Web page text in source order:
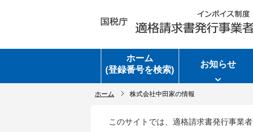
ホーム
(登録番号を検索)
お知らせ
ホーム 株式会社中田家の情報
このサイトでは、適格請求書発行事業